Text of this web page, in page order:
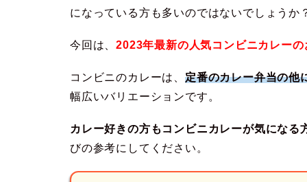
になっている方も多いのではないでしょうか
今回は、2023年最新の人気コンビニカレー
コンビニのカレーは、 定番のカレー弁当の他
幅広いバリエーションです。
カレー好きの方もコンビニカレーが気になる
びの参考にしてください。